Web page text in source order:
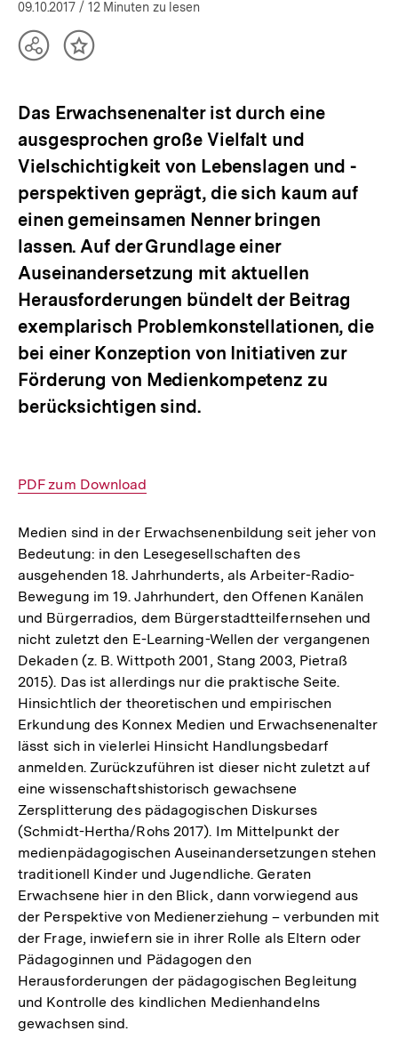
09.10.2017 / 12 Minuten zu lesen
TeilenInhalt
Das Erwachsenenalter ist durch eine
ausgesprochen große Vielfalt und
Vielschichtigkeit von Lebenslagen und -
perspektiven geprägt, die sich kaum auf
einen gemeinsamen Nenner bringen
lassen. Auf der Grundlage einer
Auseinandersetzung mit aktuellen
Herausforderungen bündelt der Beitrag
exemplarisch Problemkonstellationen, die
bei einer Konzeption von Initiativen zur
Förderung von Medienkompetenz zu
berücksichtigen sind.
Interner
PDF zum Download
Medien sind in der Erwachsenenbildung seit jeher von
Bedeutung: in den Lesegesellschaften des
ausgehenden 18. Jahrhunderts, als Arbeiter-Radio-
Bewegung im 19. Jahrhundert, den Offenen Kanälen
und Bürgerradios, dem Bürgerstadtteilfernsehen und
nicht zuletzt den E-Learning-Wellen der vergangenen
Dekaden (z. B. Wittpoth 2001, Stang 2003, Pietraß
2015). Das ist allerdings nur die praktische Seite.
Hinsichtlich der theoretischen und empirischen
Erkundung des Konnex Medien und Erwachsenenalter
lässt sich in vielerlei Hinsicht Handlungsbedarf
anmelden. Zurückzuführen ist dieser nicht zuletzt auf
eine wissenschaftshistorisch gewachsene
Zersplitterung des pädagogischen Diskurses
(Schmidt-Hertha/Rohs 2017). Im Mittelpunkt der
medienpädagogischen Auseinandersetzungen stehen
traditionell Kinder und Jugendliche. Geraten
Erwachsene hier in den Blick, dann vorwiegend aus
der Perspektive von Medienerziehung – verbunden mit
der Frage, inwiefern sie in ihrer Rolle als Eltern oder
Pädagoginnen und Pädagogen den
Herausforderungen der pädagogischen Begleitung
und Kontrolle des kindlichen Medienhandelns
gewachsen sind.